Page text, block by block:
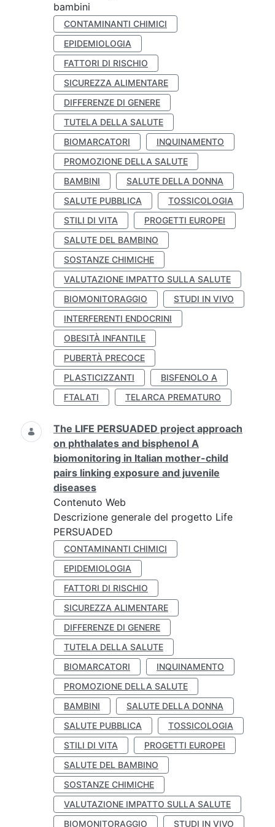
bambini
CONTAMINANTI CHIMICI
EPIDEMIOLOGIA
FATTORI DI RISCHIO
SICUREZZA ALIMENTARE
DIFFERENZE DI GENERE
TUTELA DELLA SALUTE
BIOMARCATORI
INQUINAMENTO
PROMOZIONE DELLA SALUTE
BAMBINI
SALUTE DELLA DONNA
SALUTE PUBBLICA
TOSSICOLOGIA
STILI DI VITA
PROGETTI EUROPEI
SALUTE DEL BAMBINO
SOSTANZE CHIMICHE
VALUTAZIONE IMPATTO SULLA SALUTE
BIOMONITORAGGIO
STUDI IN VIVO
INTERFERENTI ENDOCRINI
OBESITÀ INFANTILE
PUBERTÀ PRECOCE
PLASTICIZZANTI
BISFENOLO A
FTALATI
TELARCA PREMATURO
The LIFE PERSUADED project approach
on phthalates and bisphenol A
biomonitoring in Italian mother-child
pairs linking exposure and juvenile
diseases
Contenuto Web
Descrizione generale del progetto Life
PERSUADED
CONTAMINANTI CHIMICI
EPIDEMIOLOGIA
FATTORI DI RISCHIO
SICUREZZA ALIMENTARE
DIFFERENZE DI GENERE
TUTELA DELLA SALUTE
BIOMARCATORI
INQUINAMENTO
PROMOZIONE DELLA SALUTE
BAMBINI
SALUTE DELLA DONNA
SALUTE PUBBLICA
TOSSICOLOGIA
STILI DI VITA
PROGETTI EUROPEI
SALUTE DEL BAMBINO
SOSTANZE CHIMICHE
VALUTAZIONE IMPATTO SULLA SALUTE
BIOMONITORAGGIO
STUDI IN VIVO